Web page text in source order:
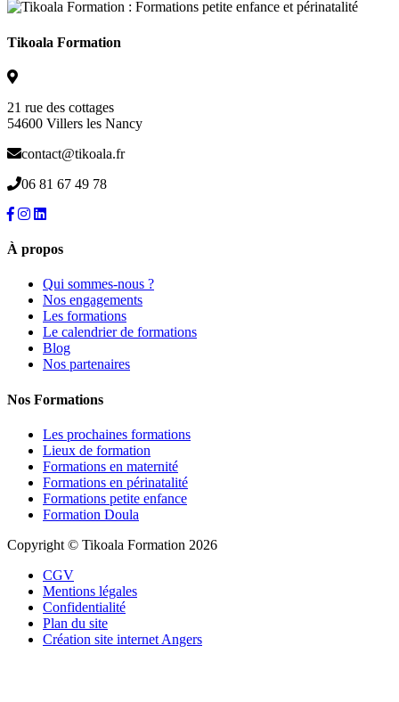
Tikoala Formation
21 rue des cottages
54600 Villers les Nancy
contact@tikoala.fr
06 81 67 49 78
À propos
Qui sommes-nous ?
Nos engagements
Les formations
Le calendrier de formations
Blog
Nos partenaires
Nos Formations
Les prochaines formations
Lieux de formation
Formations en maternité
Formations en périnatalité
Formations petite enfance
Formation Doula
Copyright © Tikoala Formation 2026
CGV
Mentions légales
Confidentialité
Plan du site
Création site internet Angers